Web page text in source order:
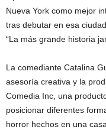
Nueva York como mejor
tras debutar en esa
“La más grande historia
La comediante Catalina
asesoría creativa y la
Comedia Inc, una
posicionar diferentes
horror hechos en una